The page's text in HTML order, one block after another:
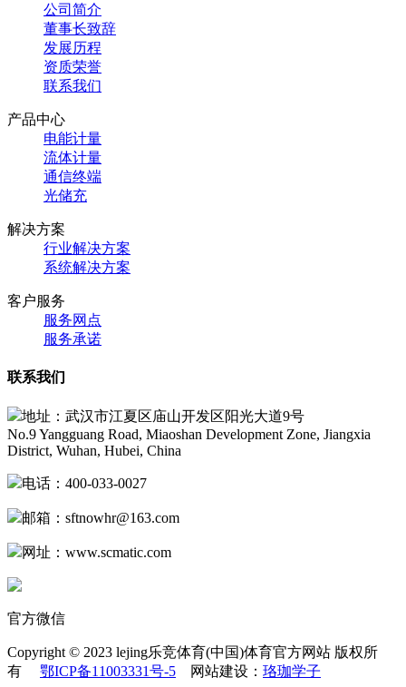
公司简介
董事长致辞
发展历程
资质荣誉
联系我们
产品中心
电能计量
流体计量
通信终端
光储充
解决方案
行业解决方案
系统解决方案
客户服务
服务网点
服务承诺
联系我们
地址：武汉市江夏区庙山开发区阳光大道9号
No.9 Yangguang Road, Miaoshan Development Zone, Jiangxia
District, Wuhan, Hubei, China
电话：400-033-0027
邮箱： sftnowhr@163.com
网址：www.scmatic.com
官方微信
Copyright © 2023 lejing乐竞体育(中国)体育官方网站 版权所
有 鄂ICP备11003331号-5 网站建设： 珞珈学子